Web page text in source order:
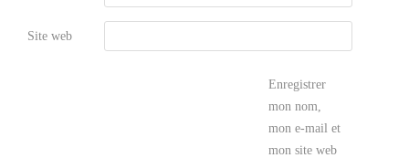
Site web
Enregistrer
mon nom,
mon e-mail et
mon site web